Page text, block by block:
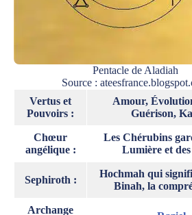
Pentacle de Aladiah
Source :
Vertus et
Pouvoirs :
Amour,
Guérison,
Chœur
angélique :
Les Chérubins
Lumière et des
Sephiroth :
Hochmah qui
Binah, la
Archange